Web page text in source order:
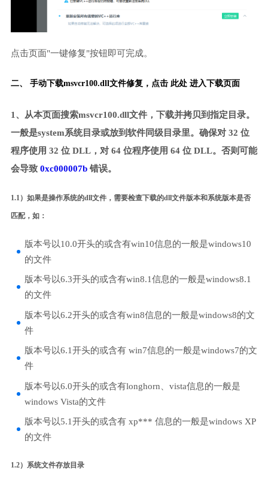
点击页面"一键修复"按钮即可完成。
二、 手动下载msvcr100.dll文件修复， 点击 此处 进入下载页面
1、从本页面搜索msvcr100.dll文件，下载并拷贝到指定目录。
一般是system系统目录或放到软件同级目录里。确保对 32 位
程序使用 32 位 DLL，对 64 位程序使用 64 位 DLL。否则可能
会导致 0xc000007b错误。
1.1）如果是操作系统的dll文件，需要检查下载的dll文件版本和系统版本是否
匹配，如：
版本号以10.0开头的或含有win10信息的一般是windows10
的文件
版本号以6.3开头的或含有win8.1信息的一般是windows8.1
的文件
版本号以6.2开头的或含有win8信息的一般是windows8的文
件
版本号以6.1开头的或含有 win7信息的一般是windows7的文
件
版本号以6.0开头的或含有longhorn、vista信息的一般是
windows Vista的文件
版本号以5.1开头的或含有 xp*** 信息的一般是windows XP
的文件
1.2）系统文件存放目录